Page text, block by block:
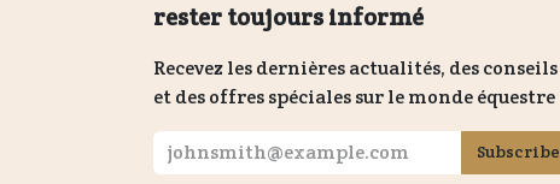
rester toujours informé
Recevez les dernières actualités, des conseils
et des offres spéciales sur le monde équestre
Subscribe